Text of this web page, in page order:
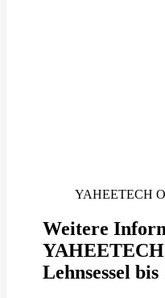
YAHEETECH
Weitere
YAHEETECH
Lehnsessel